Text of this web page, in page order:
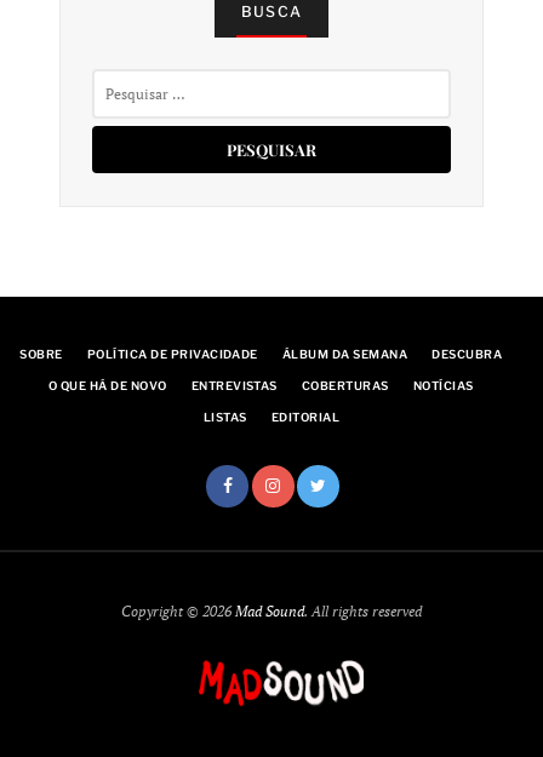
BUSCA
SOBRE POLÍTICA DE PRIVACIDADE ÁLBUM DA SEMANA DESCUBRA
O QUE HÁ DE NOVO ENTREVISTAS COBERTURAS NOTÍCIAS
LISTAS EDITORIAL
Copyright © 2026Mad Sound. All rights reserved